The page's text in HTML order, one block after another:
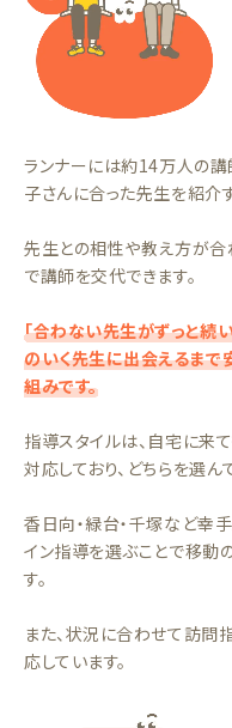
ランナーには約14万人の講
子さんに合った先生を紹介
先生との相性や教え方が合
で講師を交代できます。
「合わない先生がずっと続
のいく先生に出会えるまで
組みです。
指導スタイルは、自宅に来
対応しており、どちらを選ん
香日向・緑台・千塚など幸
イン指導を選ぶことで移動
す。
また、状況に合わせて訪問
応しています。